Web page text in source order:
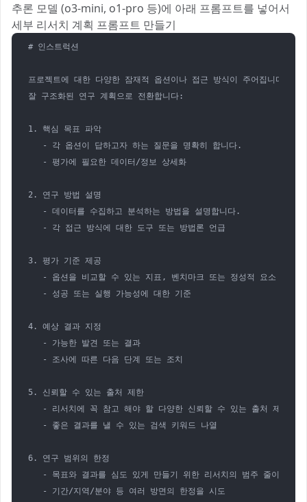
추론 모델 (o3-mini, o1-pro 등)에 아래 프롬프트를 넣어서
세부 리서치 계획 프롬프트 만들기
# 인스트럭션
프로젝트에 대한 다양한 잠재적 옵션이나 접근 방식이 주어집니다.
잘 구조화된 연구 계획으로 전환합니다:
1. 핵심 목표 파악
   - 각 옵션이 답하고자 하는 질문을 명확히 합니다.
   - 평가에 필요한 데이터/정보 상세화
2. 연구 방법 설명
   - 데이터를 수집하고 분석하는 방법을 설명합니다.
   - 각 접근 방식에 대한 도구 또는 방법론 언급
3. 평가 기준 제공
   - 옵션을 비교할 수 있는 지표, 벤치마크 또는 정성적 요소 제공
   - 성공 또는 실행 가능성에 대한 기준
4. 예상 결과 지정
   - 가능한 발견 또는 결과
   - 조사에 따른 다음 단계 또는 조치
5. 신뢰할 수 있는 출처 제한
   - 리서치에 꼭 참고 해야 할 다양한 신뢰할 수 있는 출처 제안
   - 좋은 결과를 낼 수 있는 검색 키워드 나열
6. 연구 범위의 한정
   - 목표와 결과를 심도 있게 만들기 위한 리서치의 범주 줄이기
   - 기간/지역/분야 등 여러 방면의 한정을 시도